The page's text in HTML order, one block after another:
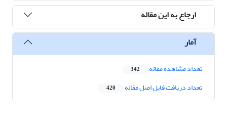
ارجاع به این مقاله
آمار
تعداد مشاهده مقاله 342
تعداد دریافت فایل اصل مقاله 420